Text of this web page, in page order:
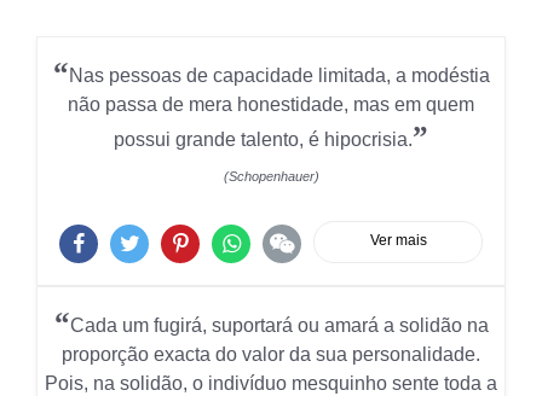
“Nas pessoas de capacidade limitada, a modéstia
não passa de mera honestidade, mas em quem
possui grande talento, é hipocrisia.”
(Schopenhauer)
Ver mais
“Cada um fugirá, suportará ou amará a solidão na
proporção exacta do valor da sua personalidade.
Pois, na solidão, o indivíduo mesquinho sente toda a